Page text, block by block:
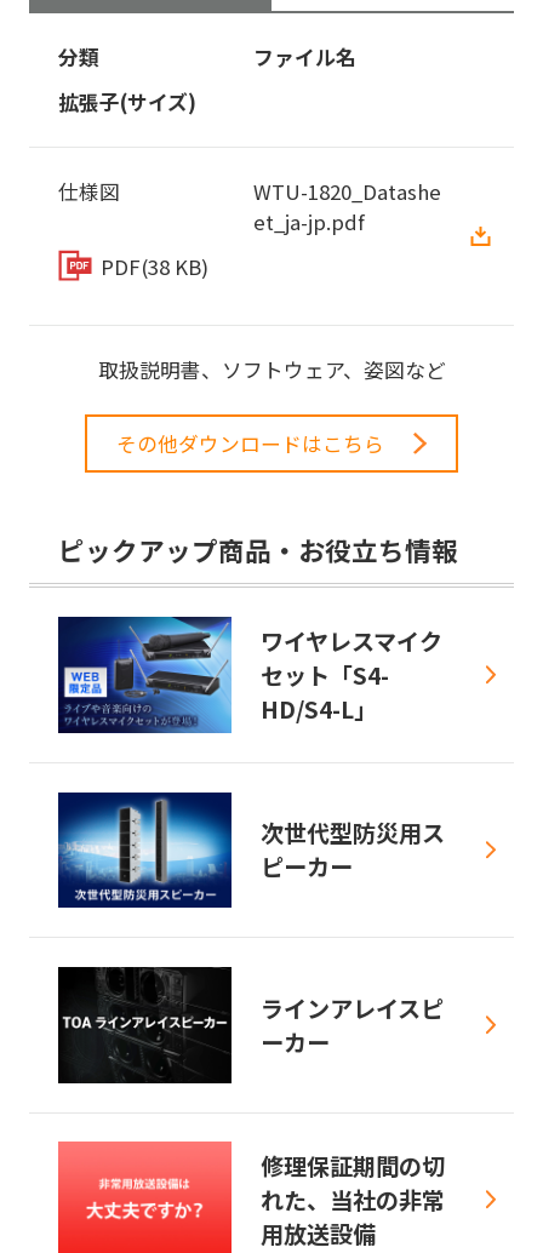
分類
ファイル名
拡張子(サイズ)
仕様図
WTU-1820_Datashe
et_ja-jp.pdf
PDF(38 KB)
取扱説明書、ソフトウェア、姿図など
その他ダウンロードはこちら
ピックアップ商品・お役立ち情報
ワイヤレスマイク
セット「S4-
HD/S4-L」
次世代型防災用ス
ピーカー
ラインアレイスピ
ーカー
修理保証期間の切
れた、当社の非常
用放送設備